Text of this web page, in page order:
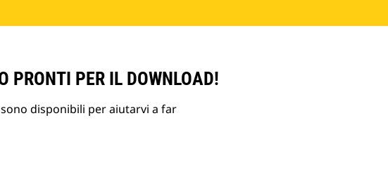
PRONTI PER IL DOWNLOAD!
disponibili per aiutarvi a far